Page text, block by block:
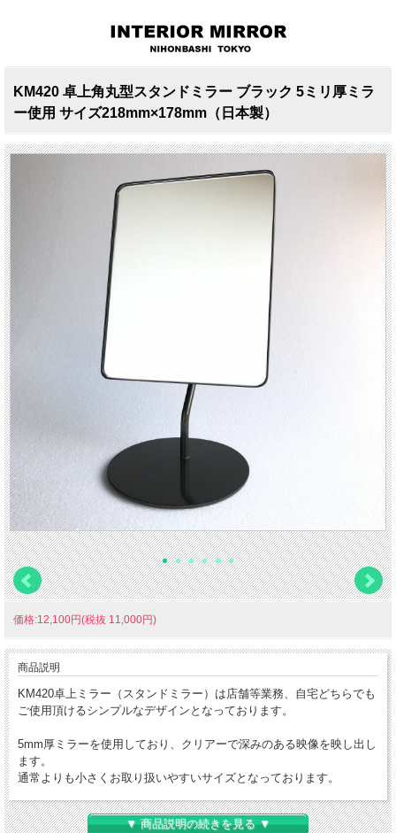
KM420 卓上角丸型スタンドミラー ブラック 5ミリ厚ミラ
ー使用 サイズ218mm×178mm（日本製）
価格:12,100円(税抜 11,000円)
商品説明
KM420卓上ミラー（スタンドミラー）は店舗等業務、自宅どちらでも
ご使用頂けるシンプルなデザインとなっております。
5mm厚ミラーを使用しており、クリアーで深みのある映像を映し出し
ます。
通常よりも小さくお取り扱いやすいサイズとなっております。
本体サイズH300×W180×D120
ミラーサイズH218×W178×T5▼ 商品説明の続きを見る ▼